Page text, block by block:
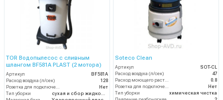
TOR Водопылесос с сливным
шлангом BF581A PLAST (2 мотора)
Артикул
BF581A
Расход воздуха (л/сек)
128
Розетка для подключения инструмента
Нет
Тип уборки
сухая и сбор жидкостей
Soteco Clean
Артикул
SOT-CL
Расход воздуха (л/сек)
47
Расход моющего раствора (л/мин)
0.8
Розетка для подключения инструмента
Нет
Тип уборки
химическая чистка